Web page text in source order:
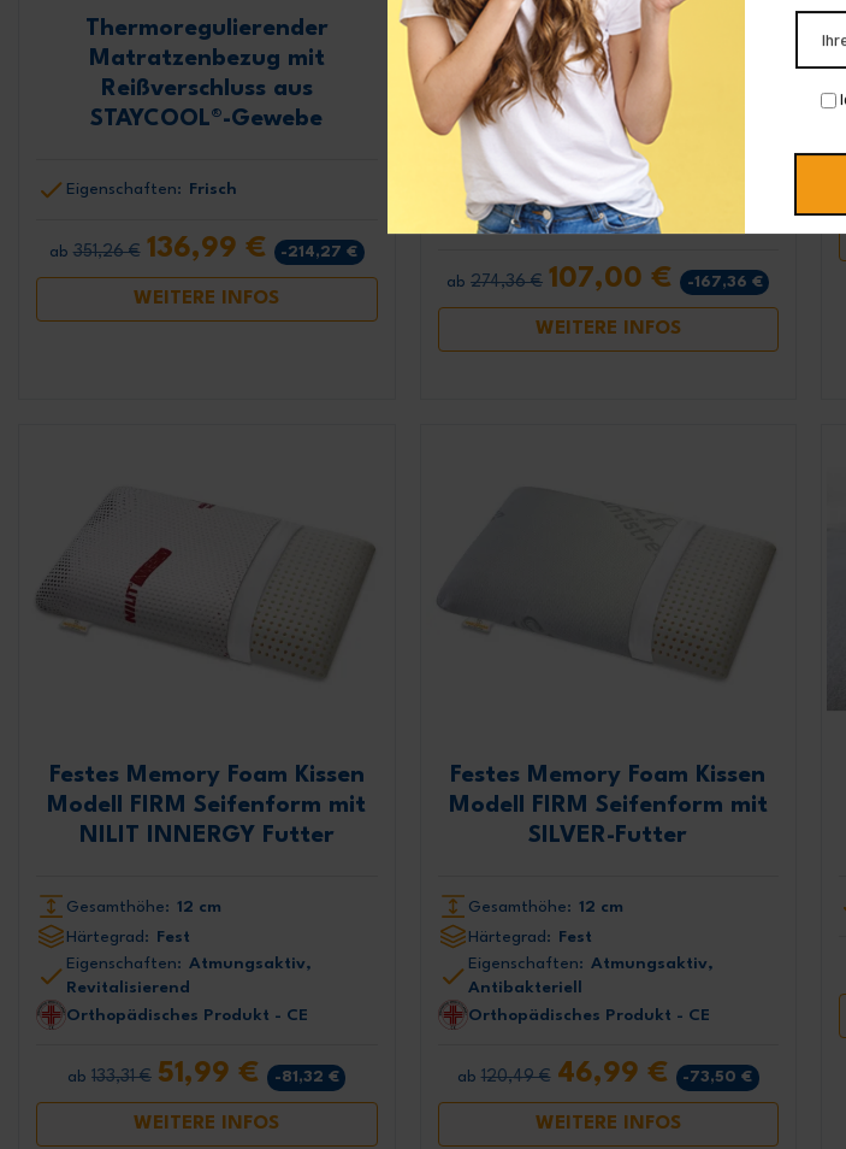
Thermoregulierender
Matratzenbezug mit
Reißverschluss aus
STAYCOOL®-Gewebe
Eigenschaften: Frisch
ab 351,26 € 136,99 € -214,27 €
WEITERE INFOS
Gesteppter
Matratzenschoner mit
OUTLAST®
Thermoregulierender
Technologie
Eigenschaften: Frisch
ab 274,36 € 107,00 € -167,36 €
WEITERE INFOS
Festes Memory Foam Kissen
Modell FIRM Seifenform mit
NILIT INNERGY Futter
Gesamthöhe: 12 cm
Härtegrad: Fest
Eigenschaften: Atmungsaktiv,
Revitalisierend
Orthopädisches Produkt - CE
ab 133,31 € 51,99 € -81,32 €
WEITERE INFOS
Festes Memory Foam Kissen
Modell FIRM Seifenform mit
SILVER-Futter
Gesamthöhe: 12 cm
Härtegrad: Fest
Eigenschaften: Atmungsaktiv,
Antibakteriell
Orthopädisches Produkt - CE
ab 120,49 € 46,99 € -73,50 €
WEITERE INFOS